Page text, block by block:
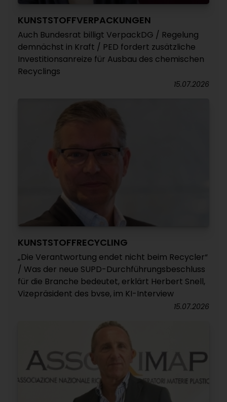
KUNSTSTOFFVERPACKUNGEN
Auch Bundesrat billigt VerpackDG / Regelung
demnächst in Kraft / PED fordert zusätzliche
Investitionsanreize für Ausbau des chemischen
Recyclings
15.07.2026
KUNSTSTOFFRECYCLING
„Die Verantwortung endet nicht beim Recycler“
/ Was der neue SUPD-Durchführungsbeschluss
für die Branche bedeutet, erklärt Herbert Snell,
Vizepräsident des bvse, im KI-Interview
15.07.2026